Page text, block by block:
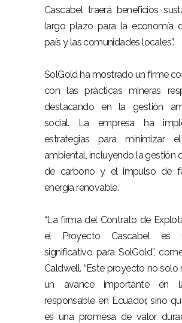
Cascabel traerá beneficios
largo plazo para la economía
país y las comunidades locales”.
SolGold ha mostrado un firme
con las prácticas mineras
destacando en la gestión
social. La empresa ha
estrategias para minimizar
ambiental, incluyendo la gestión
de carbono y el impulso de
energía renovable.
“La firma del Contrato de
el Proyecto Cascabel es
significativo para SolGold”,
Caldwell. “Este proyecto no solo
un avance importante en
responsable en Ecuador, sino
es una promesa de valor